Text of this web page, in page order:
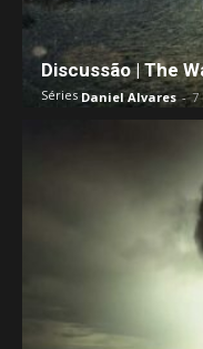
Discussão | The
SériesDaniel Alvares - 7